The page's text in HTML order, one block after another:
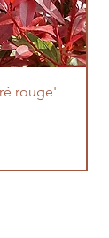
rouge'